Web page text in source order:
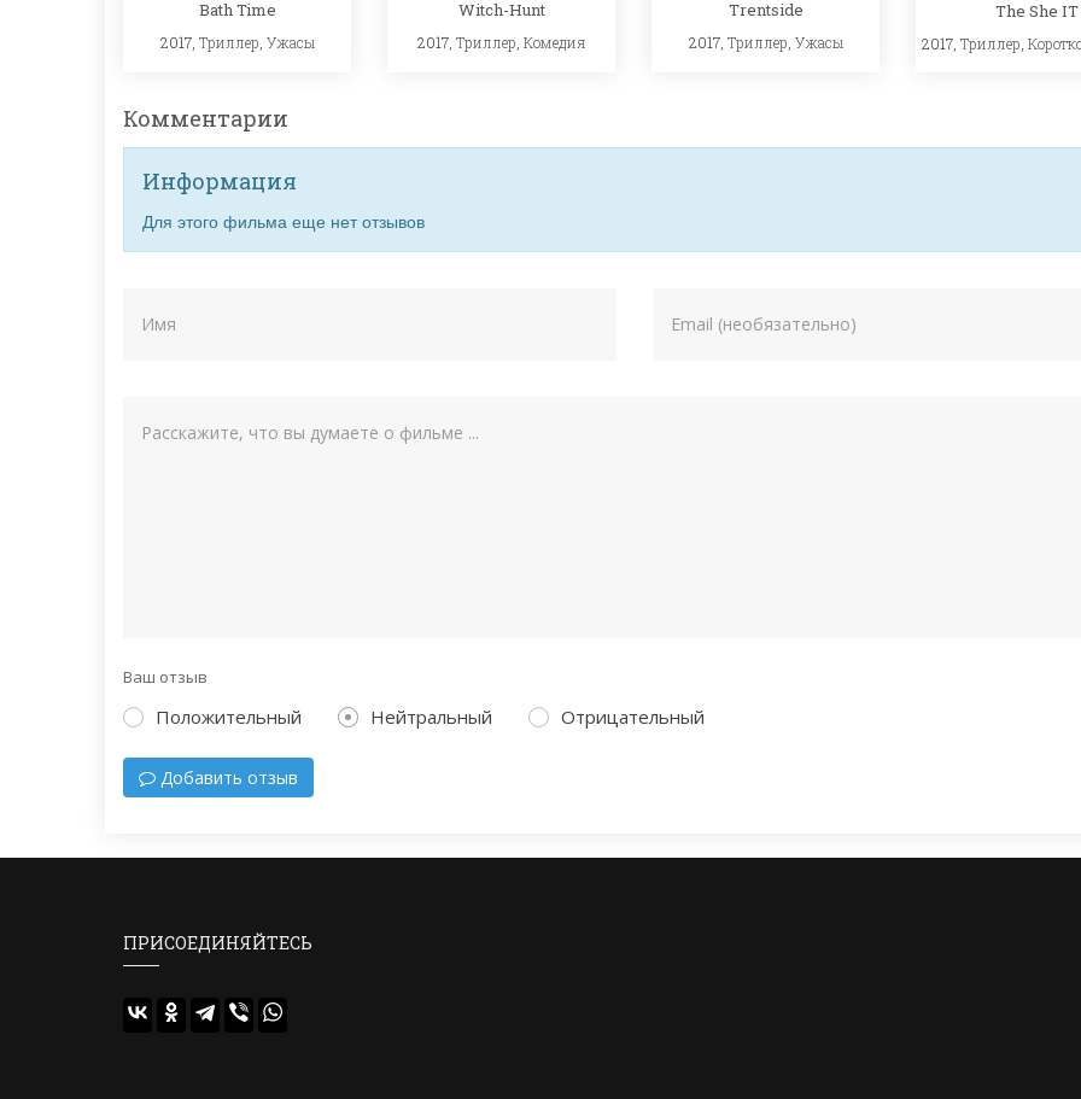
Bath Time
2017, Триллер Ужасы
Witch-Hunt
2017, Триллер Комедия
Trentside
2017, Триллер Ужасы
The She IT
2017, Триллер
Комментарии
Информация
Для этого фильма еще нет отзывов
Ваш отзыв
Положительный Нейтральный Отрицательный
Добавить отзыв
ПРИСОЕДИНЯЙТЕСЬ